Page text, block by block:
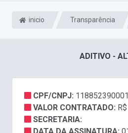
inicio Transparência
ADITIVO -
CPF/CNPJ:
VALOR CONTRATADO:
SECRETARIA: